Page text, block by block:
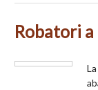
Robatori